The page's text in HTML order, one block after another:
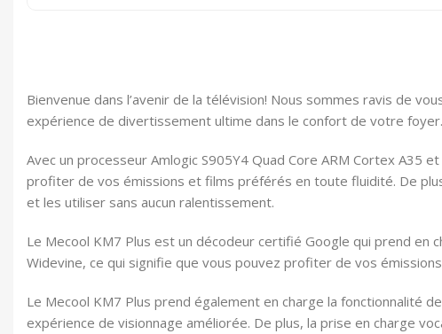
Bienvenue dans l’avenir de la télévision! Nous sommes ravis de
expérience de divertissement ultime dans le confort de votre foyer.
Avec un processeur Amlogic S905Y4 Quad Core ARM Cortex A35
profiter de vos émissions et films préférés en toute fluidité. De
et les utiliser sans aucun ralentissement.
Le Mecool KM7 Plus est un décodeur certifié Google qui prend en
Widevine, ce qui signifie que vous pouvez profiter de vos
Le Mecool KM7 Plus prend également en charge la fonctionnalité
expérience de visionnage améliorée. De plus, la prise en charge